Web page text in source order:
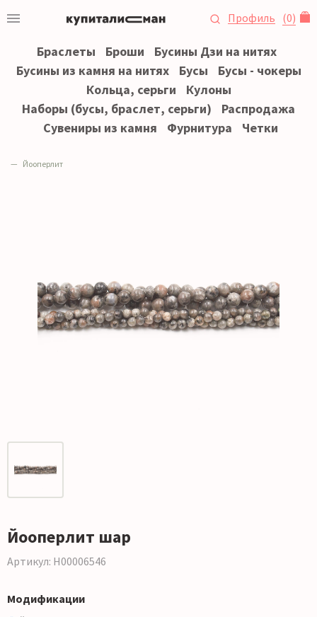
Профиль (0)
Браслеты Броши
Бусины Дзи на нитях
Бусины из камня на нитях
Бусы
Бусы - чокеры
Кольца, серьги
Кулоны
Наборы (бусы, браслет, серьги)
Распродажа
Сувениры из камня
Фурнитура Четки
Йооперлит
Йооперлит шар
Артикул: Н00006546
Модификации